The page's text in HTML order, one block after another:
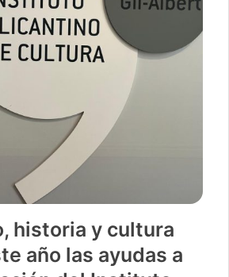
historia y cultura
año las ayudas a